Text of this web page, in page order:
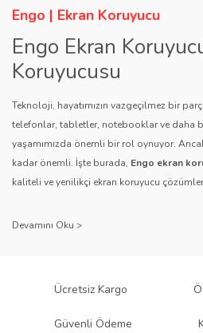
Engo | Ekran Koruyucu
Engo Ekran
Koruyucusu
Teknoloji, hayatımızın vazgeçilmez bir
telefonlar, tabletler, notebooklar ve daha
yaşamımızda önemli bir rol oynuyor.
kadar önemli. İşte burada, Engo ekran
kaliteli ve yenilikçi ekran koruyucu
sağlıyor.
Engo ekran koruyucuları
, uzun yıllara
ürününü titiz bir kalite kontrol sürecinden
Ücretsiz Kargo
Güvenli Ödeme